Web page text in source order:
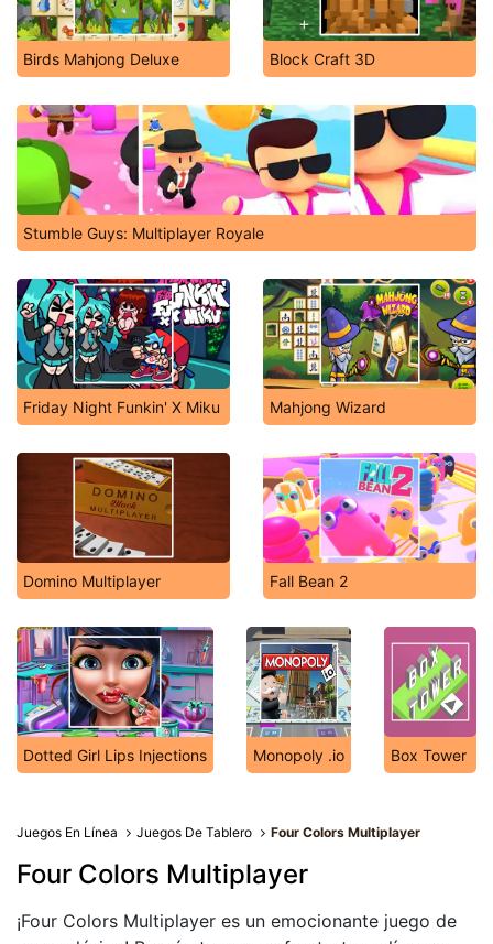
Birds Mahjong Deluxe Block Craft 3D
Stumble Guys: Multiplayer Royale
Friday Night Funkin' X Miku Mahjong Wizard
Domino Multiplayer Fall Bean 2
Dotted Girl Lips Injections Monopoly .io Box Tower
Juegos En Línea Juegos De Tablero Four Colors Multiplayer
Four Colors Multiplayer
¡Four Colors Multiplayer es un emocionante juego de